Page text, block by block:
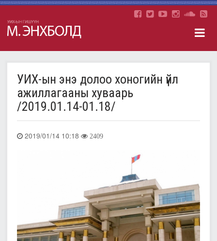
УИХ-ын энэ долоо хоногийн үйл
ажиллагааны хуваарь
/2019.01.14-01.18/
2019/01/14 10:18 2409